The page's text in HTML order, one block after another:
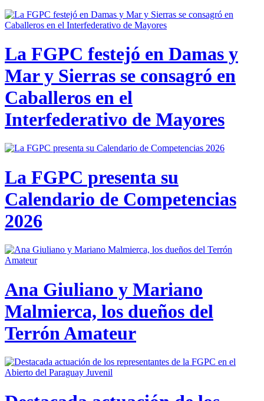
La FGPC festejó en Damas y
Mar y Sierras se consagró en
Caballeros en el
Interfederativo de Mayores
La FGPC presenta su
Calendario de Competencias
2026
Ana Giuliano y Mariano
Malmierca, los dueños del
Terrón Amateur